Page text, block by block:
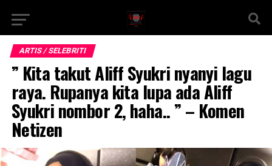
ARTIS / SELEBRITI
” Kita takut Aliff Syukri nyanyi lagu
raya. Rupanya kita lupa ada Aliff
Syukri nombor 2, haha.. ” – Komen
Netizen